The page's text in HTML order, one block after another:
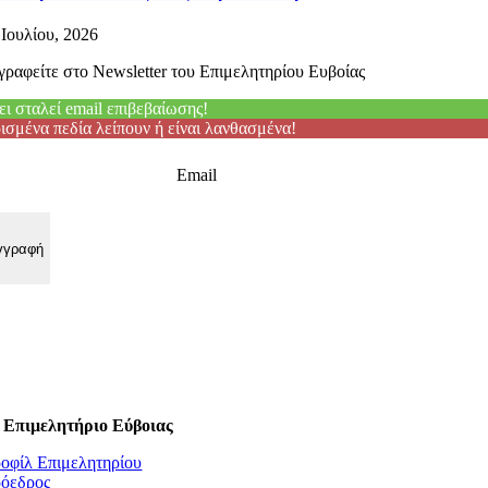
2026
στο Newsletter του Επιμελητηρίου Ευβοίας
σταλεί email επιβεβαίωσης!
πεδία λείπουν ή είναι λανθασμένα!
Email
Εύβοιας
Επιμελητηρίου